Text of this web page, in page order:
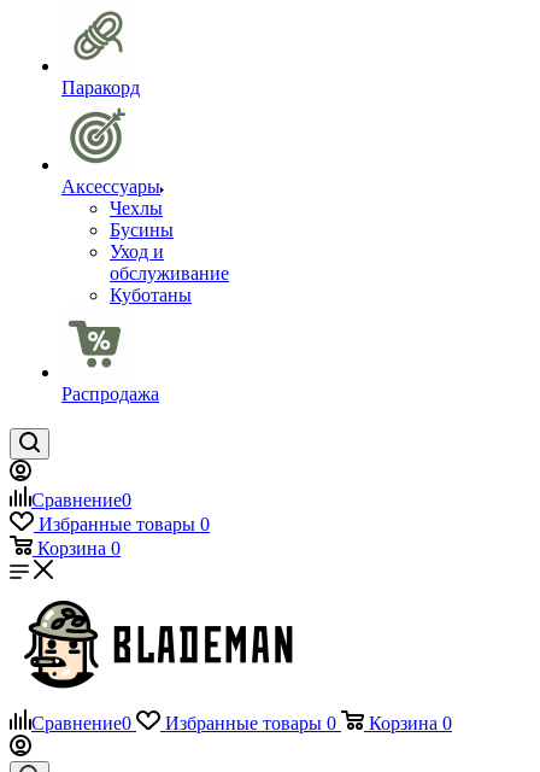
Паракорд
Аксессуары
Чехлы
Бусины
Уход и
обслуживание
Куботаны
Распродажа
Сравнение0
Избранные товары 0
Корзина 0
Сравнение0 Избранные товары 0 Корзина 0